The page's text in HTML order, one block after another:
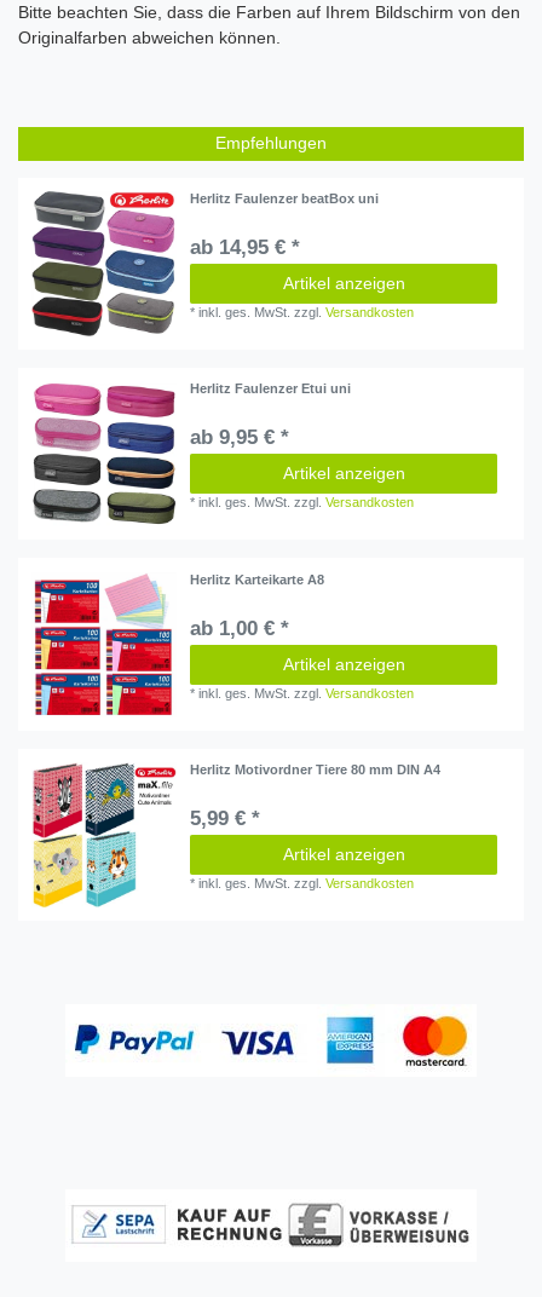
Bitte beachten Sie, dass die Farben auf Ihrem Bildschirm von den
Originalfarben abweichen können.
Empfehlungen
Herlitz Faulenzer beatBox uni
ab 14,95 € *
Artikel anzeigen
*inkl. ges. MwSt. zzgl.Versandkosten
Herlitz Faulenzer Etui uni
ab 9,95 € *
Artikel anzeigen
*inkl. ges. MwSt. zzgl.Versandkosten
Herlitz Karteikarte A8
ab 1,00 € *
Artikel anzeigen
*inkl. ges. MwSt. zzgl.Versandkosten
Herlitz Motivordner Tiere 80 mm DIN A4
5,99 € *
Artikel anzeigen
*inkl. ges. MwSt. zzgl.Versandkosten